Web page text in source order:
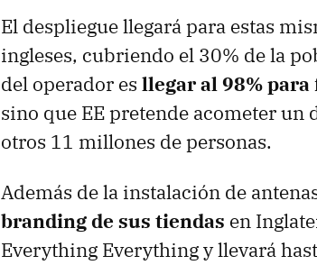
El despliegue llegará para estas
ingleses, cubriendo el 30% de la
del operador es llegar al 98% para
sino que EE pretende acometer un
otros 11 millones de personas.
Además de la instalación de
branding de sus tiendas en
Everything Everything y llevará